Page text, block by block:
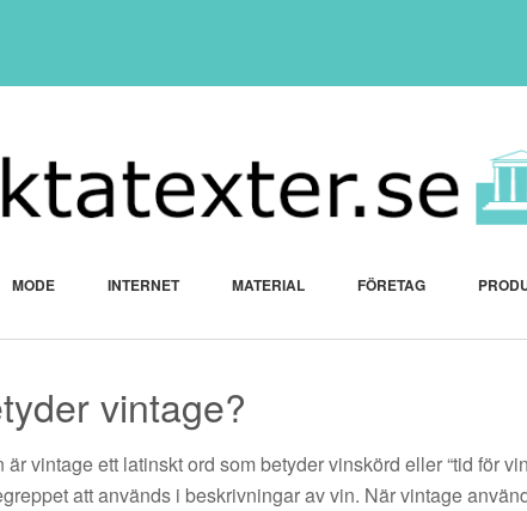
MODE INTERNET MATERIAL FÖRETAG
vintage?
vintage ett latinskt ord som betyder vinskörd eller “tid för
att används i beskrivningar av vin. När vintage